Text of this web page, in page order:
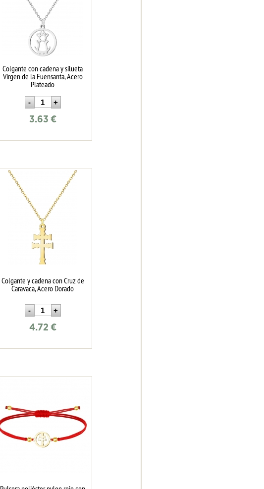
Colgante con cadena y silueta
Virgen de la Fuensanta, Acero
Plateado
3.63 €
Colgante y cadena con Cruz de
Caravaca, Acero Dorado
4.72 €